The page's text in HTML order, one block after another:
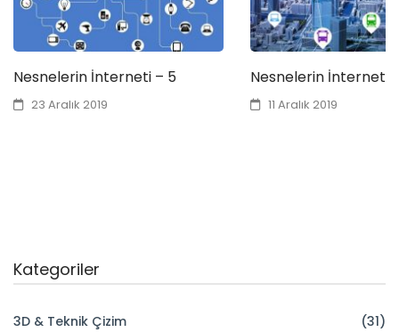
Nesnelerin İnterneti – 5
23 Aralık 2019
Nesnelerin İnterneti
11 Aralık 2019
Kategoriler
3D & Teknik Çizim
(31)